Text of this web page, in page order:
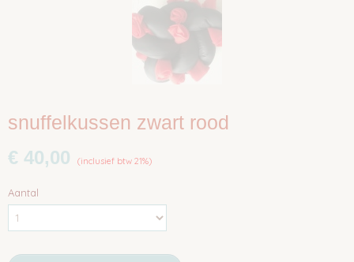
snuffelkussen zwart rood
€ 40,00 (inclusief btw 21%)
Aantal